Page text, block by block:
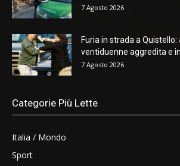
7 Agosto 2026
Furia in strada a
ventiduenne aggredita e
7 Agosto 2026
Categorie Più Lette
Italia / Mondo
Sport